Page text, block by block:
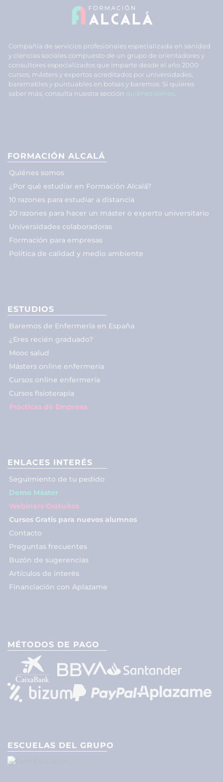
Compañía de servicios profesionales especializada en sanidad
y ciencias sociales compuesto de un grupo de orientadores y
consultores especializados que imparte desde el año 2000
cursos, másters y expertos acreditados por universidades,
baremables y puntuables en bolsas y baremos. Si quieres
saber más, consulta nuestra sección quiénes somos
FORMACIÓN ALCALÁ
Quiénes somos
¿Por qué estudiar en Formación Alcalá?
10 razones para estudiar a distancia
20 razones para hacer un máster o experto universitario
Universidades colaboradoras
Formación para empresas
Política de calidad y medio ambiente
ESTUDIOS
Baremos de Enfermería en España
¿Eres recién graduado?
Mooc salud
Másters online enfermería
Cursos online enfermería
Cursos fisioterapia
Prácticas de Empresa
ENLACES INTERÉS
Seguimiento de tu pedido
Demo Máster
Webinars Gratuitos
Cursos Gratis para nuevos alumnos
Contacto
Preguntas frecuentes
Buzón de sugerencias
Artículos de interés
Financiación con Aplazame
MÉTODOS DE PAGO
ESCUELAS DEL GRUPO